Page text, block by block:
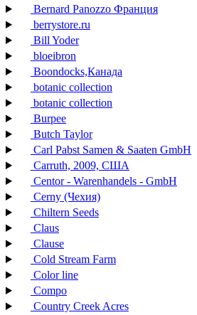
Bernard Panozzo Франция
berrystore.ru
Bill Yoder
bloeibron
Boondocks,Канада
botanic collection
botanic collection
Burpee
Butch Taylor
Carl Pabst Samen & Saaten GmbH
Carruth, 2009, США
Centor - Warenhandels - GmbH
Cerny (Чехия)
Chiltern Seeds
Claus
Clause
Cold Stream Farm
Color line
Compo
Country Creek Acres